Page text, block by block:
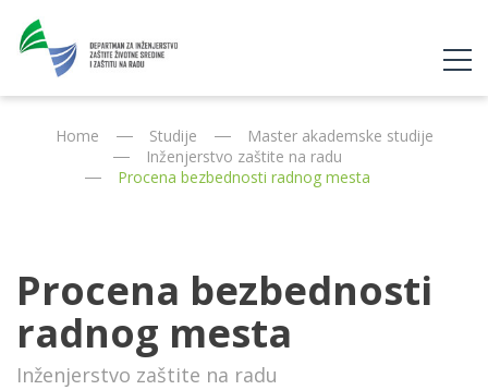
Home Studije
Master akademske studije
Inženjerstvo zaštite na radu
Procena bezbednosti radnog mesta
Procena bezbednosti
radnog mesta
Inženjerstvo zaštite na radu